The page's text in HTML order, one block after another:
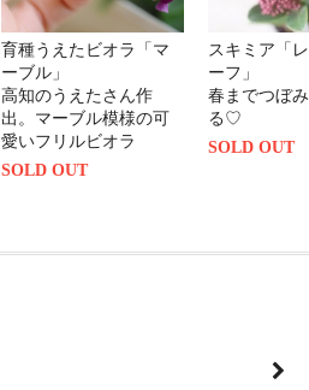
育種うえたビオラ「マ
ーブル」
高知のうえたさん作
出。マーブル模様の可
愛いフリルビオラ
SOLD OUT
スキミア「
ーフ」
春までつぼ
る♡
SOLD OUT